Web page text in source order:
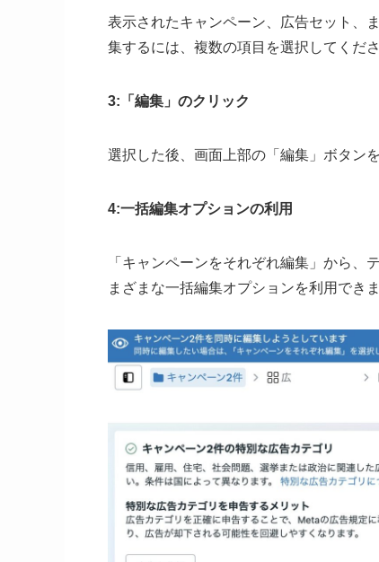
表示されたキャンペーン、広告セット、
集するには、複数の項目を選択してくださ
3:「編集」のクリック
選択した後、画面上部の「編集」ボタン
4:一括編集オプションの利用
「キャンペーンをそれぞれ編集」から、
まざまな一括編集オプションを利用できま